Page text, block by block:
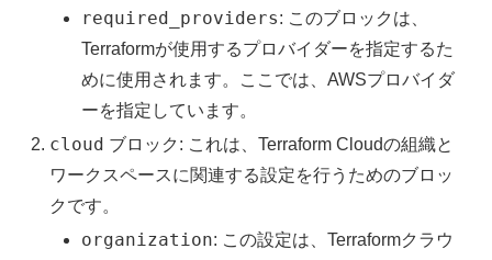
required_providers: このブロックは、
Terraformが使用するプロバイダーを指定するた
めに使用されます。ここでは、AWSプロバイダ
ーを指定しています。
cloud ブロック: これは、Terraform Cloudの組織と
ワークスペースに関連する設定を行うためのブロッ
クです。
organization: この設定は、Terraformクラウ